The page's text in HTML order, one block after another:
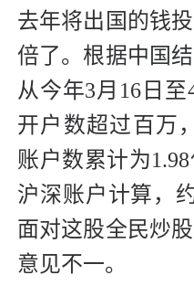
去年将出国的钱
倍了。根据中国
从今年3月16日
开户数超过百万
账户数累计为
沪深账户计算，
面对这股全民炒
意见不一。